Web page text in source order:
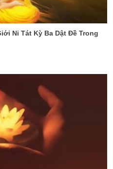
Ni Tát Kỳ Ba Dật Đề Trong